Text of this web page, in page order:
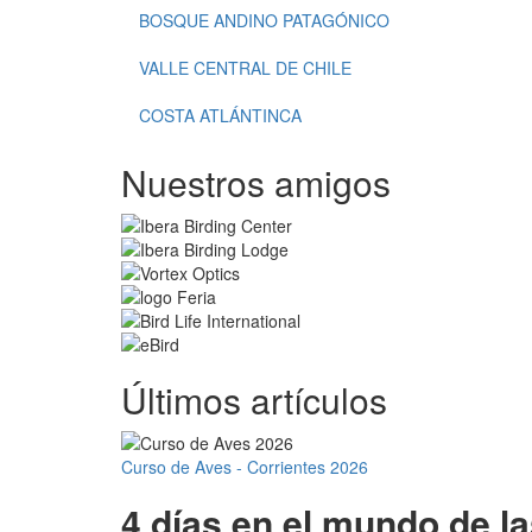
BOSQUE ANDINO PATAGÓNICO
VALLE CENTRAL DE CHILE
COSTA ATLÁNTINCA
Nuestros amigos
Últimos artículos
Curso de Aves - Corrientes 2026